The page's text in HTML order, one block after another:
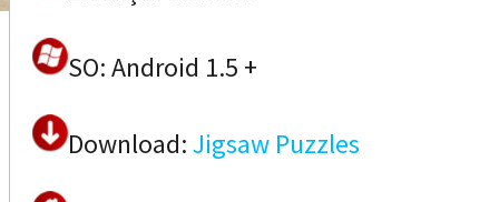
SO: Android 1.5 +
Download:Jigsaw Puzzles